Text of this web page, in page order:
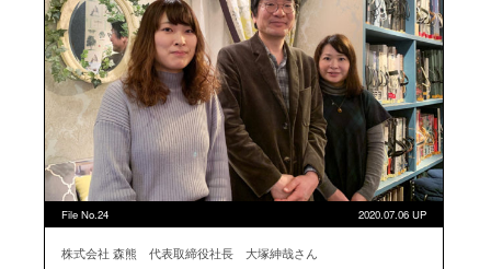
File No.24 2020.07.06 UP
株式会社 森熊 代表取締役社長 大塚紳哉さん